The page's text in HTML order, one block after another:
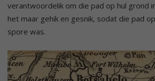
verantwoordelik om die pad op hul grond
het maar gehik en gesnik, sodat die pad
spore was.